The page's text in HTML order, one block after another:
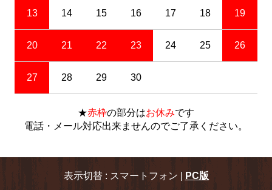
13 14 15 16 17 18 19
20 21 22 23 24 25 26
27 28 29 30
★赤枠の部分はお休みです
電話・メール対応出来ませんのでご了承ください。
表示切替 : スマートフォン | PC版